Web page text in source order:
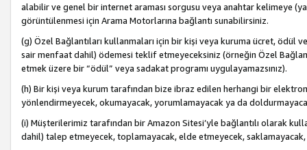
alabilir ve genel bir internet araması sorgusu veya anahtar kelimeye
görüntülenmesi için Arama Motorlarına bağlantı sunabilirsiniz.
(g) Özel Bağlantıları kullanmaları için bir kişi veya kuruma ücret, ödül
sair menfaat dahil) ödemesi teklif etmeyeceksiniz (örneğin Özel
etmek üzere bir “ödül” veya sadakat programı uygulayamazsınız).
(h) Bir kişi veya kurum tarafından bize ibraz edilen herhangi bir
yönlendirmeyecek, okumayacak, yorumlamayacak ya da
(i) Müşterilerimiz tarafından bir Amazon Sitesi’yle bağlantılı olarak
dahil) talep etmeyecek, toplamayacak, elde etmeyecek,